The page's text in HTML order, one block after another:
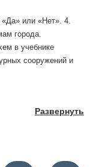
Развернуть
или «Нет». 4.
города.
в учебнике
сооружений и